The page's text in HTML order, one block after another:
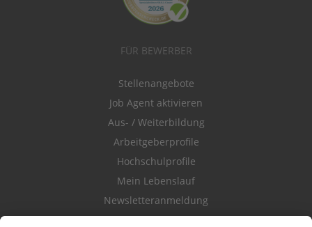
FÜR BEWERBER
Stellenangebote
Job Agent aktivieren
Aus- / Weiterbildung
Arbeitgeberprofile
Hochschulprofile
Mein Lebenslauf
Newsletteranmeldung
Durchsuchen Sie den Stellenkatalog